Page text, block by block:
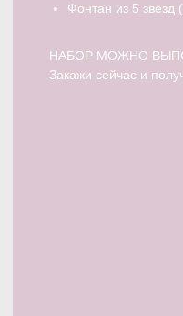
Фонтан из 5 звезд
НАБОР МОЖНО
Закажи сейчас и